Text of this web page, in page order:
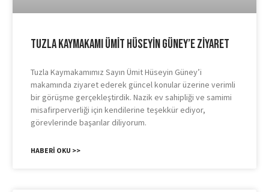
Tuzla Kaymakamı Ümit Hüseyin Güney’e Ziyaret
Tuzla Kaymakamımız Sayın Ümit Hüseyin Güney’i
makamında ziyaret ederek güncel konular üzerine verimli
bir görüşme gerçekleştirdik. Nazik ev sahipliği ve samimi
misafirperverliği için kendilerine teşekkür ediyor,
görevlerinde başarılar diliyorum.
HABERI OKU >>